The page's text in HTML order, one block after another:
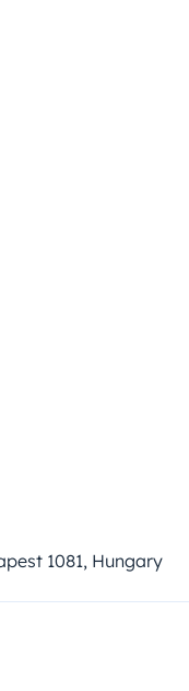
1081, Hungary